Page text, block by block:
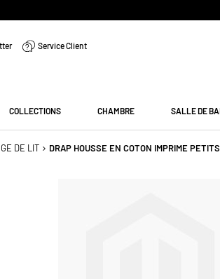
Service Client
COLLECTIONS CHAMBRE SALLE DE
DE LIT DRAP HOUSSE EN COTON IMPRIME